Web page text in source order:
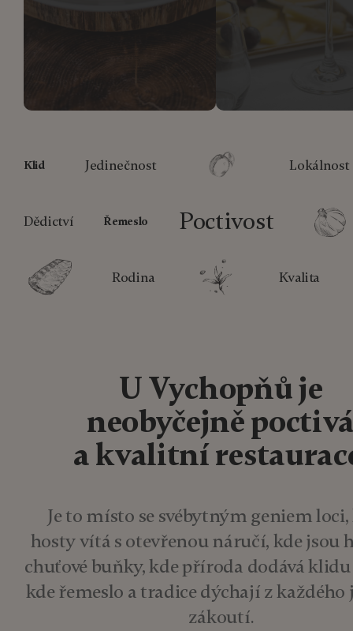
Klid Jedinečnost Lokálnost
Dědictví Řemeslo Poctivost
Rodina Kvalita
U Vychopňů je
neobyčejně
a kvalitní
Je to místo se svébytným geniem
hosty vítá s otevřenou náručí, kde jsou
chuťové buňky, kde příroda dodává
kde řemeslo a tradice dýchají z každého
zákoutí.